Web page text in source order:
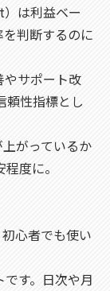
は利益ベー
判断するのに
やサポート改
頼性指標とし
がっているか
度に。
心者でも使い
す。日次や月